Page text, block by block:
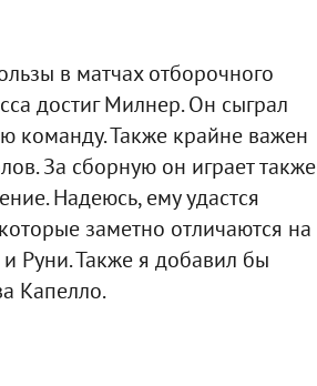
в матчах отборочного
достиг Милнер. Он сыграл
команду. Также крайне важен
За сборную он играет также
Надеюсь, ему удастся
заметно отличаются на
Руни. Также я добавил бы
Капелло.